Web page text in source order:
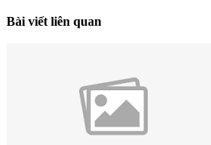
Bài viết liên quan